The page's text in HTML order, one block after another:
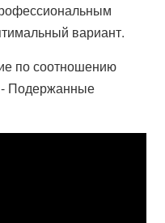
вариант.
по соотношению
- Подержанные